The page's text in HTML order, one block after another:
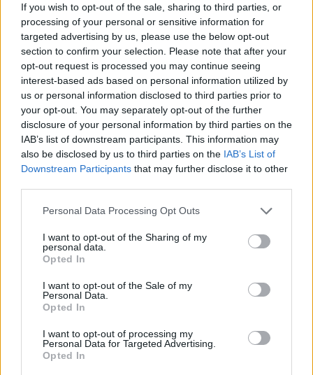
If you wish to opt-out of the sale, sharing to third parties, or
processing of your personal or sensitive information for
targeted advertising by us, please use the below opt-out
section to confirm your selection. Please note that after your
opt-out request is processed you may continue seeing
interest-based ads based on personal information utilized by
us or personal information disclosed to third parties prior to
your opt-out. You may separately opt-out of the further
disclosure of your personal information by third parties on the
IAB’s list of downstream participants. This information may
also be disclosed by us to third parties on the IAB’s List of
Downstream Participants that may further disclose it to other
Personal Data Processing Opt Outs
I want to opt-out of the Sharing of my
personal data.
Opted In
I want to opt-out of the Sale of my
Personal Data.
Opted In
I want to opt-out of processing my
Personal Data for Targeted Advertising.
Opted In
De eerste Míchel-dagen bij Ajax: Blind coacht,
Gloukh krijgt standje en Ceballos wordt gebeld
Steur kiest voor Newcastle na gemiste
duidelijkheid bij Ajax
Blind kan bij Ajax de speler naast Míchel worden
“Twente was toen niet haalbaar”: Weghorst blikt
terug op Ajax-keuze
De transferprioriteiten van Ajax worden steeds
Ajax begint voorbereiding met nederlaag: zo ziet
Zo overtuigde PSV Sven Mijnans en bleef Ajax
Waarom steeds meer sleutelfiguren Ajax